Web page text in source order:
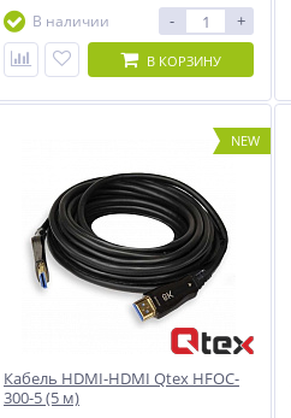
В наличии
- +
В КОРЗИНУ
NEW
Кабель HDMI-HDMI Qtex HFOC-
300-5 (5 м)